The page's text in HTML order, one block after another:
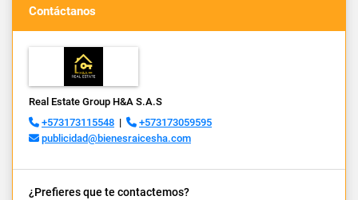
Contáctanos
Real Estate Group H&A S.A.S
+573173115548 |
+573173059595
publicidad@bienesraicesha.com
¿Prefieres que te contactemos?